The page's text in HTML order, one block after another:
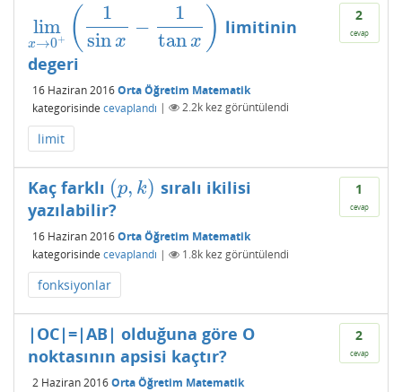
2
cevap
lim
x→0+ (
1
sinx
−
1
tanx )
limx→ +(1sin x−1 tanx)
limitinin
degeri
16 Haziran 2016Orta Öğretim Matematik
kategorisinde cevaplandı | 2.2k kez görüntülendi
limit
1
cevap
Kaç farklı (p, k)
(p,k )
sıralı ikilisi
yazılabilir?
16 Haziran 2016Orta Öğretim Matematik
kategorisinde cevaplandı | 1.8k kez görüntülendi
fonksiyonlar
2
cevap
|OC|=|AB| olduğuna göre O
noktasının apsisi kaçtır?
2 Haziran 2016Orta Öğretim Matematik